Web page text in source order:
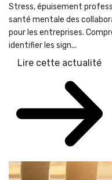
Stress, épuisement
santé mentale des
pour les entreprises.
identifier les sign...
Lire cette actualité